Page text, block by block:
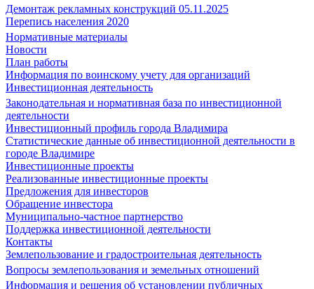
Демонтаж рекламных конструкций 05.11.2025
Перепись населения 2020
Нормативные материалы
Новости
План работы
Информация по воинскому учету для организаций
Инвестиционная деятельность
Законодательная и нормативная база по инвестиционной
деятельности
Инвестиционный профиль города Владимира
Статистические данные об инвестиционной деятельности в
городе Владимире
Инвестиционные проекты
Реализованные инвестиционные проекты
Предложения для инвесторов
Обращение инвестора
Муниципально-частное партнерство
Поддержка инвестиционной деятельности
Контакты
Землепользование и градостроительная деятельность
Вопросы землепользования и земельных отношений
Информация и решения об установлении публичных